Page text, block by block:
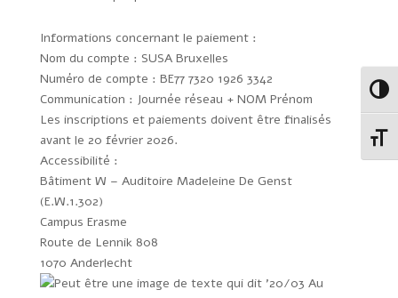
Informations concernant le paiement :
Nom du compte : SUSA Bruxelles
Numéro de compte : BE77 7320 1926 3342
Communication : Journée réseau + NOM Prénom
Les inscriptions et paiements doivent être finalisés
avant le 20 février 2026.
Accessibilité :
Bâtiment W – Auditoire Madeleine De Genst
(E.W.1.302)
Campus Erasme
Route de Lennik 808
1070 Anderlecht